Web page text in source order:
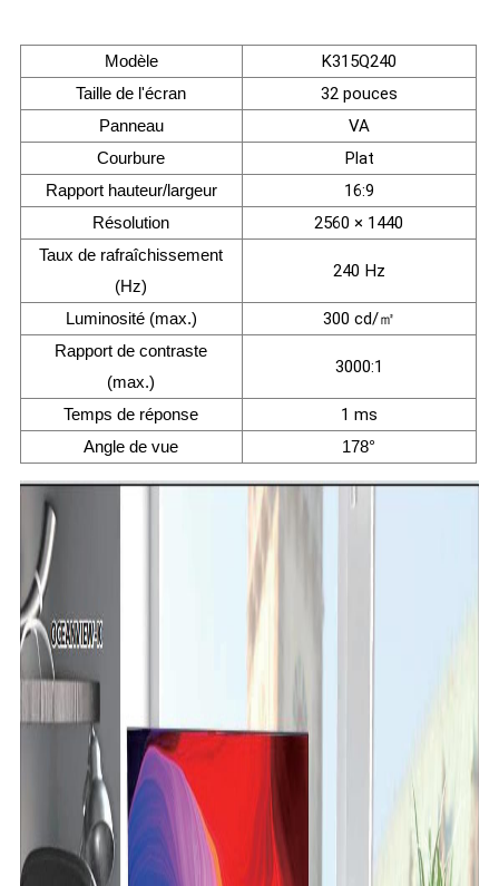
Modèle K315Q240
Taille de l'écran 32 pouces
Panneau VA
Courbure Plat
Rapport hauteur/largeur 16:9
Résolution 2560 × 1440
Taux de rafraîchissement
(Hz)
240 Hz
Luminosité (max.) 300 cd/㎡
Rapport de contraste
(max.)
3000:1
Temps de réponse 1 ms
Angle de vue 178°